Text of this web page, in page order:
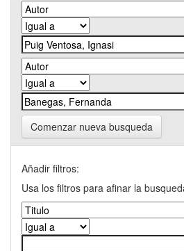
Comenzar nueva busqueda
Añadir filtros:
Usa los filtros para afinar la